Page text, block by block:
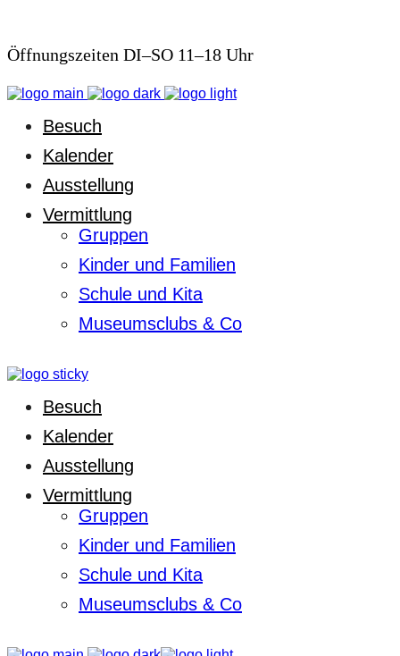
Öffnungszeiten DI–SO 11–18 Uhr
Besuch
Kalender
Ausstellung
Vermittlung
Gruppen
Kinder und Familien
Schule und Kita
Museumsclubs & Co
Besuch
Kalender
Ausstellung
Vermittlung
Gruppen
Kinder und Familien
Schule und Kita
Museumsclubs & Co